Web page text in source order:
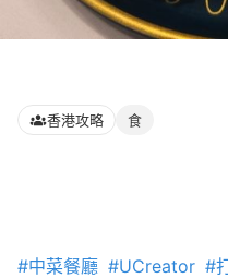
香港攻略 食
#中菜餐廳 #UCreator #